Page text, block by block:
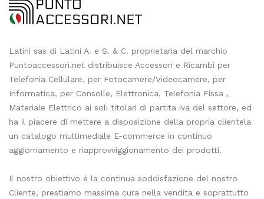
Latini sas di Latini A. e S. & C. proprietaria del marchio
Puntoaccessori.net distribuisce Accessori e Ricambi per
Telefonia Cellulare, per Fotocamere/Videocamere, per
Informatica, per Consolle, Elettronica, Telefonia Fissa ,
Materiale Elettrico ai soli titolari di partita iva del settore, ed
ha il piacere di mettere a disposizione della propria clientela
un catalogo multimediale E-commerce in continuo
aggiornamento e riapprovviggionamento dei prodotti.
Il nostro obiettivo è la continua soddisfazione del nostro
Cliente, prestiamo massima cura nella vendita e soprattutto